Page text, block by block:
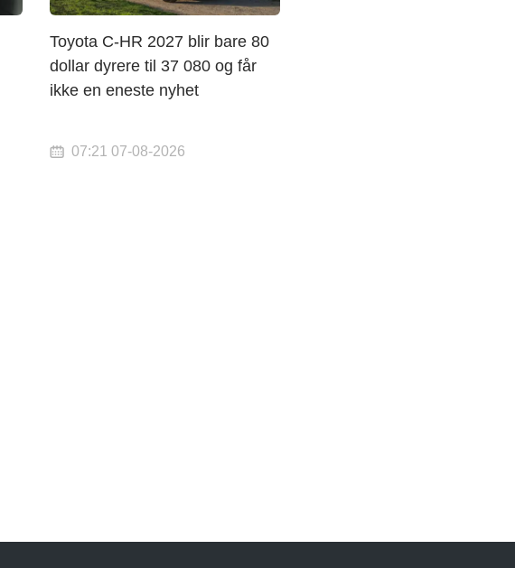
Toyota C-HR 2027 blir bare 80
dollar dyrere til 37 080 og får
ikke en eneste nyhet
07:21 07-08-2026